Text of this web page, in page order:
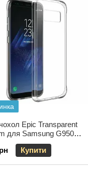
Epic Transparent
для Samsung G950
S8 Безбарвний
Купити